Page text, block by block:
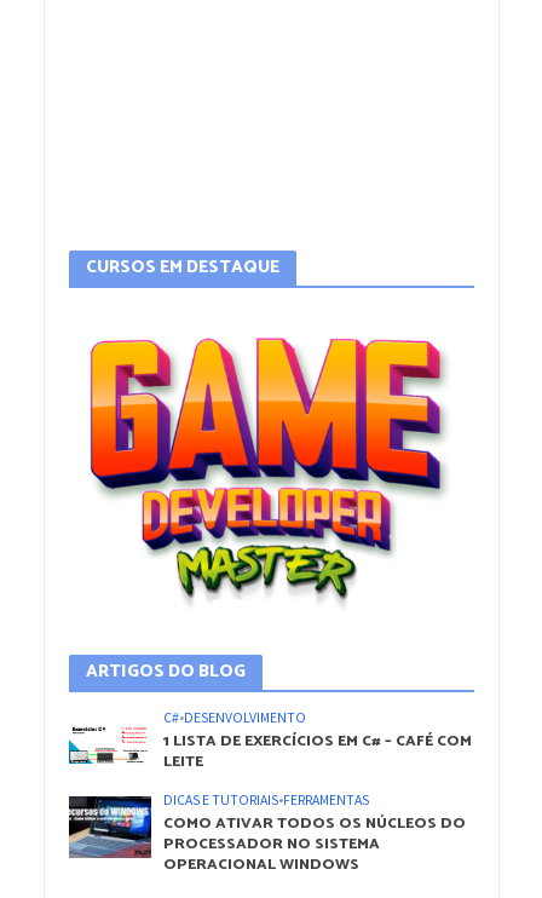
CURSOS EM DESTAQUE
ARTIGOS DO BLOG
C#•DESENVOLVIMENTO
1 LISTA DE EXERCÍCIOS EM C# – CAFÉ COM
LEITE
DICAS E TUTORIAIS•FERRAMENTAS
COMO ATIVAR TODOS OS NÚCLEOS DO
PROCESSADOR NO SISTEMA
OPERACIONAL WINDOWS